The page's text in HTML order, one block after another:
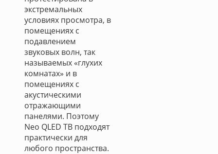
экстремальных
условиях просмотра, в
помещениях с
подавлением
звуковых волн, так
называемых «глухих
комнатах» и в
помещениях с
акустическими
отражающими
панелями. Поэтому
Neo QLED ТВ подходят
практически для
любого пространства.